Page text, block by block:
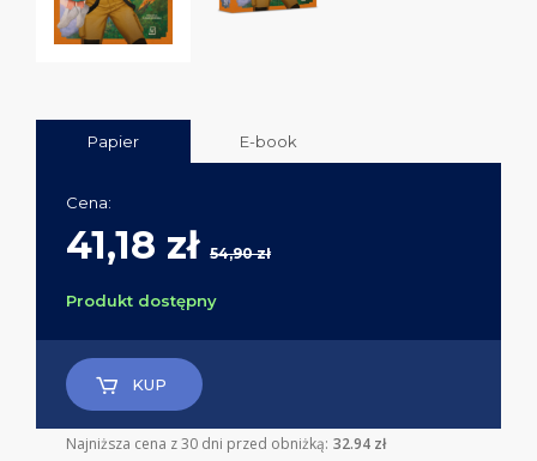
Papier E-book
Cena:
41,18 zł 54,90 zł
Produkt dostępny
KUP
Najniższa cena z 30 dni przed obniżką: 32.94 zł